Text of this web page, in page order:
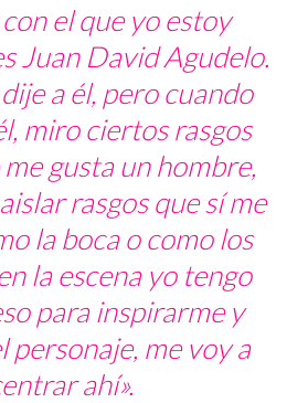
el que yo estoy
Juan David Agudelo.
a él, pero cuando
miro ciertos rasgos
gusta un hombre,
rasgos que sí me
la boca o como los
la escena yo tengo
para inspirarme y
personaje, me voy a
ahí».